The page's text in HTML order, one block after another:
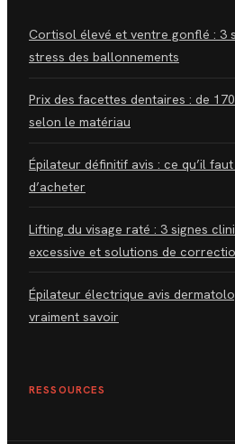
Cortisol élevé et ventre gonflé : 3
stress des ballonnements
Prix des facettes dentaires : de
selon le matériau
Épilateur définitif avis : ce qu’il
d’acheter
Lifting du visage raté : 3 signes
excessive et solutions de
Épilateur électrique avis
vraiment savoir
RESSOURCES